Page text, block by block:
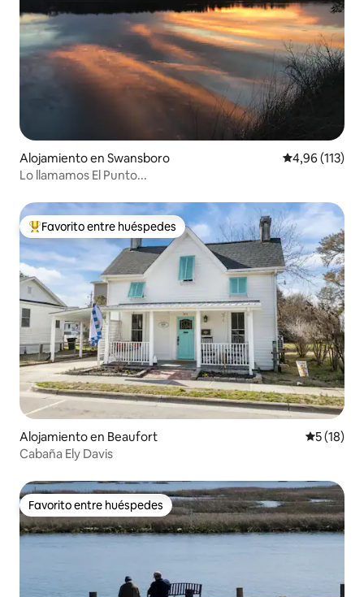
Alojamiento en Swansboro Calificación
4,96 (113)
Lo llamamos El Punto...
Favorito entre los huéspedes más destacados
Favorito entre huéspedes
Alojamiento en Beaufort
5 (18)
Cabaña Ely Davis
Favorito entre huéspedes
Favorito entre huéspedes